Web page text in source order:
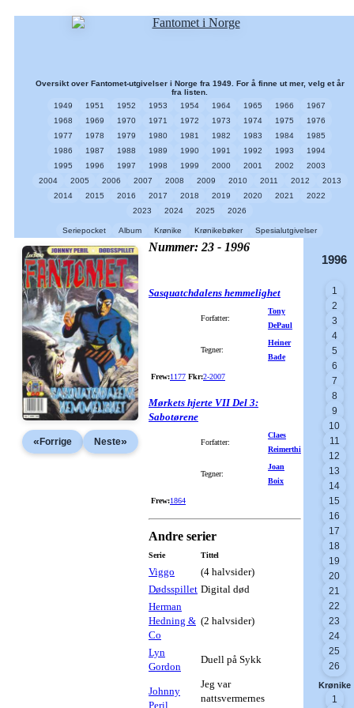
Oversikt over Fantomet-utgivelser i Norge fra 1949. For å finne ut mer, velg et år
fra listen.
1949
1951 1952 1953 1954 1964 1965 1966
1967
1968
1969 1970 1971 1972 1973 1974 1975
1976
1977
1978 1979 1980 1981 1982 1983 1984
1985
1986
1987 1988 1989 1990 1991 1992 1993
1994
1995
1996 1997 1998 1999 2000 2001 2002
2003
2004
2005 2006 2007 2008 2009 2010 2011 2012
2013
2014
2015 2016 2017 2018 2019 2020 2021
2022
2023
2024 2025 2026
Seriepocket Album Krønike Krønikebøker Spesialutgivelser
«Forrige Neste»
Nummer: 23 - 1996
Sasquatchdalens hemmelighet
Forfatter:
Tony
DePaul
Tegner:
Heiner
Bade
Frew:1177 Fkr:2-2007
Mørkets hjerte VII Del 3:
Sabotørene
Forfatter:
Claes
Reimerthi
Tegner:
Joan
Boix
Frew:1864
Andre serier
Serie Tittel
Viggo
(4 halvsider)
Dødsspillet Digital død
Herman
Hedning &
Co
(2 halvsider)
Lyn
Gordon
Duell på Sykk
Johnny
Peril
Jeg var
nattsvermernes
1996
1
2
3
4
5
6
7
8
9
10
11
12
13
14
15
16
17
18
19
20
21
22
23
24
25
26
Krønike
1